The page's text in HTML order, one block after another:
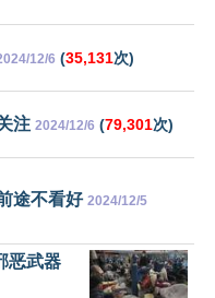
12/6 (35,131次)
注 2024/12/6 (79,301次)
途不看好 2024/12/5
恶武器